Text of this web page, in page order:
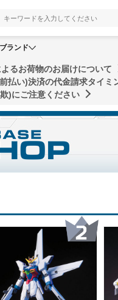
ブランド
るお荷物のお届けについて
払い)決済の代金請求タイミ
)にご注意ください